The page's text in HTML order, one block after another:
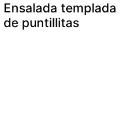
Ensalada templada
de puntillitas